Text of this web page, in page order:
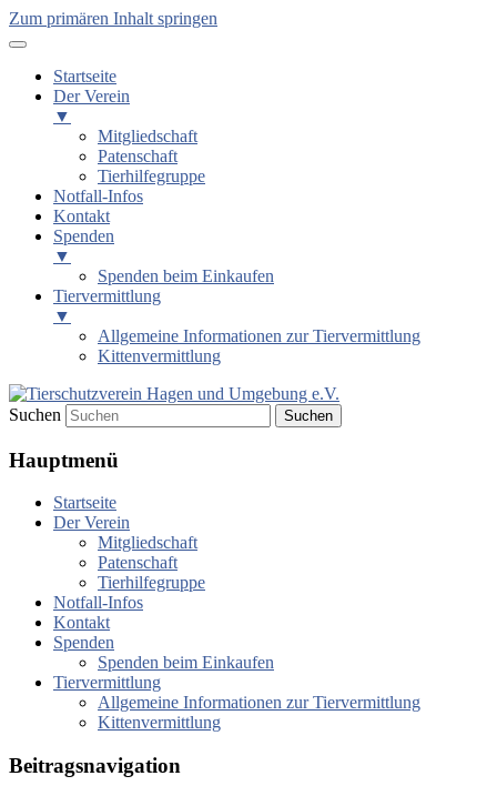
Zum primären Inhalt springen
Startseite
Der Verein
▼
Mitgliedschaft
Patenschaft
Tierhilfegruppe
Notfall-Infos
Kontakt
Spenden
▼
Spenden beim Einkaufen
Tiervermittlung
▼
Allgemeine Informationen zur Tiervermittlung
Kittenvermittlung
Tierschutzverein Hagen und
Umgebung e.V.
Suchen
Hauptmenü
Startseite
Der Verein
Mitgliedschaft
Patenschaft
Tierhilfegruppe
Notfall-Infos
Kontakt
Spenden
Spenden beim Einkaufen
Tiervermittlung
Allgemeine Informationen zur Tiervermittlung
Kittenvermittlung
Beitragsnavigation